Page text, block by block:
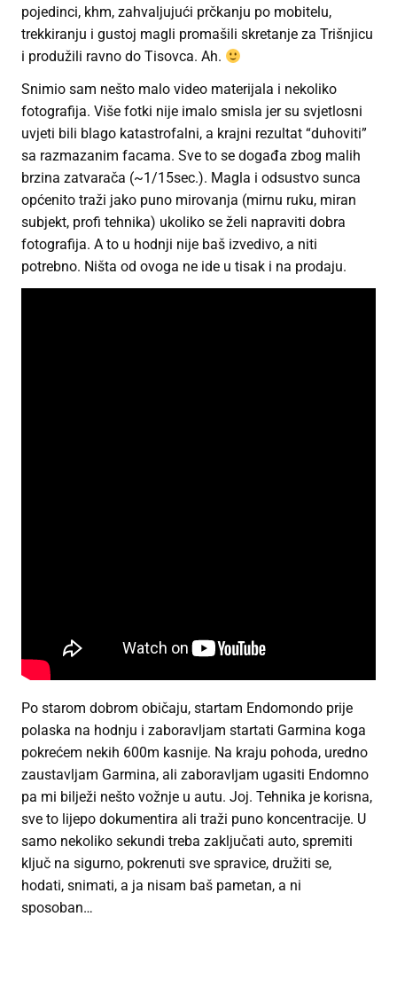
pojedinci, khm, zahvaljujući prčkanju po mobitelu,
trekkiranju i gustoj magli promašili skretanje za Trišnjicu
i produžili ravno do Tisovca. Ah.
Snimio sam nešto malo video materijala i nekoliko
fotografija. Više fotki nije imalo smisla jer su svjetlosni
uvjeti bili blago katastrofalni, a krajni rezultat “duhoviti”
sa razmazanim facama. Sve to se događa zbog malih
brzina zatvarača (~1/15sec.). Magla i odsustvo sunca
općenito traži jako puno mirovanja (mirnu ruku, miran
subjekt, profi tehnika) ukoliko se želi napraviti dobra
fotografija. A to u hodnji nije baš izvedivo, a niti
potrebno. Ništa od ovoga ne ide u tisak i na prodaju.
Po starom dobrom običaju, startam Endomondo prije
polaska na hodnju i zaboravljam startati Garmina koga
pokrećem nekih 600m kasnije. Na kraju pohoda, uredno
zaustavljam Garmina, ali zaboravljam ugasiti Endomno
pa mi bilježi nešto vožnje u autu. Joj. Tehnika je korisna,
sve to lijepo dokumentira ali traži puno koncentracije. U
samo nekoliko sekundi treba zaključati auto, spremiti
ključ na sigurno, pokrenuti sve spravice, družiti se,
hodati, snimati, a ja nisam baš pametan, a ni
sposoban…